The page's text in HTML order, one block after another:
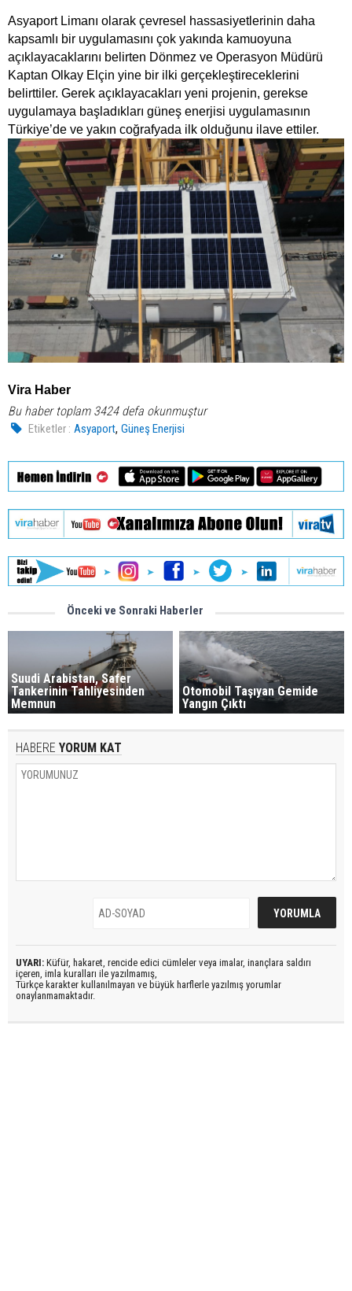
Asyaport Limanı olarak çevresel hassasiyetlerinin daha
kapsamlı bir uygulamasını çok yakında kamuoyuna
açıklayacaklarını belirten Dönmez ve Operasyon Müdürü
Kaptan Olkay Elçin yine bir ilki gerçekleştireceklerini
belirttiler. Gerek açıklayacakları yeni projenin, gerekse
uygulamaya başladıkları güneş enerjisi uygulamasının
Türkiye’de ve yakın coğrafyada ilk olduğunu ilave ettiler.
Vira Haber
Bu haber toplam 3424 defa okunmuştur
Etiketler : Asyaport,Güneş Enerjisi
Önceki ve Sonraki Haberler
Suudi Arabistan, Safer
Tankerinin Tahliyesinden
Memnun
Otomobil Taşıyan Gemide
Yangın Çıktı
HABERE YORUM KAT
UYARI: Küfür, hakaret, rencide edici cümleler veya imalar, inançlara saldırı
içeren, imla kuralları ile yazılmamış,
Türkçe karakter kullanılmayan ve büyük harflerle yazılmış yorumlar
onaylanmamaktadır.